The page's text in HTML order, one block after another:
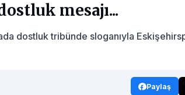
mesajı...
dostluk tribünde sloganıyla
Paylaş